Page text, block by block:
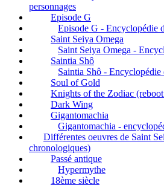
personnages
Episode G
Episode G - Encyclopédie
Saint Seiya Omega
Saint Seiya Omega -
Saintia Shô
Saintia Shô - Encyclopédie
Soul of Gold
Knights of the Zodiac
Dark Wing
Gigantomachia
Gigantomachia -
Différentes oeuvres de Saint
chronologiques)
Passé antique
Hypermythe
18ème siècle